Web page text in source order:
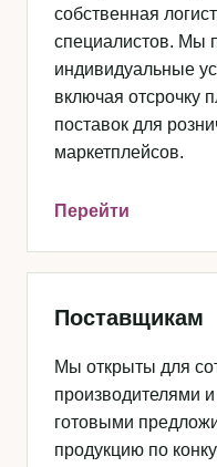
собственная
специалистов. Мы
индивидуальные
включая отсрочку
поставок для
маркетплейсов.
Перейти
Поставщикам
Мы открыты для
производителями
готовыми
продукцию по